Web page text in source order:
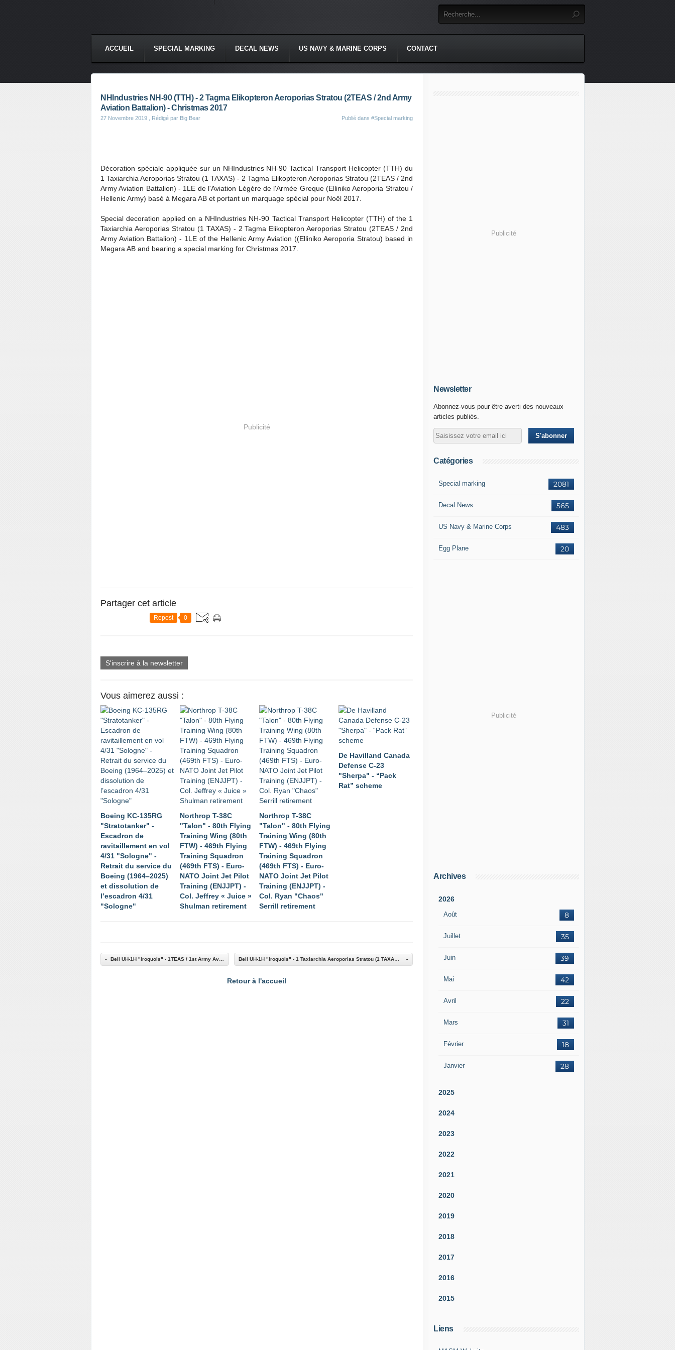
ACCUEIL SPECIAL MARKING DECAL NEWS US NAVY & MARINE CORPS CONTACT
NHIndustries NH-90 (TTH) - 2 Tagma Elikopteron Aeroporias Stratou (2TEAS / 2nd Army
Aviation Battalion) - Christmas 2017
27 Novembre 2019 , Rédigé par Big Bear Publié dans #Special marking
Décoration spéciale appliquée sur un NHIndustries NH-90 Tactical Transport Helicopter (TTH) du
1 Taxiarchia Aeroporias Stratou (1 TAXAS) - 2 Tagma Elikopteron Aeroporias Stratou (2TEAS / 2nd
Army Aviation Battalion) - 1LE de l'Aviation Légére de l'Armée Greque (Elliniko Aeroporia Stratou /
Hellenic Army) basé à Megara AB et portant un marquage spécial pour Noël 2017.
Special decoration applied on a NHIndustries NH-90 Tactical Transport Helicopter (TTH) of the 1
Taxiarchia Aeroporias Stratou (1 TAXAS) - 2 Tagma Elikopteron Aeroporias Stratou (2TEAS / 2nd
Army Aviation Battalion) - 1LE of the Hellenic Army Aviation ((Elliniko Aeroporia Stratou) based in
Megara AB and bearing a special marking for Christmas 2017.
Publicité
Partager cet article
Repost 0
S'inscrire à la newsletter
Vous aimerez aussi :
Boeing KC-135RG
"Stratotanker" -
Escadron de
ravitaillement en vol
4/31 "Sologne" -
Retrait du service du
Boeing (1964–2025)
et dissolution de
l’escadron 4/31
"Sologne"
Northrop T-38C
"Talon" - 80th Flying
Training Wing (80th
FTW) - 469th Flying
Training Squadron
(469th FTS) - Euro-
NATO Joint Jet Pilot
Training (ENJJPT) -
Col. Jeffrey « Juice »
Shulman retirement
Northrop T-38C
"Talon" - 80th Flying
Training Wing (80th
FTW) - 469th Flying
Training Squadron
(469th FTS) - Euro-
NATO Joint Jet Pilot
Training (ENJJPT) -
Col. Ryan "Chaos"
Serrill retirement
De Havilland Canada
Defense C-23
"Sherpa" - “Pack
Rat” scheme
Retour à l'accueil
Publicité
Newsletter
Abonnez-vous pour être averti des nouveaux
articles publiés.
Catégories
2081
Special marking
565
Decal News
483
US Navy & Marine Corps
20
Egg Plane
Publicité
Archives
2026
Août 8
Juillet 35
Juin 39
Mai 42
Avril 22
Mars 31
Février 18
Janvier 28
2025
2024
2023
2022
2021
2020
2019
2018
2017
2016
2015
Liens